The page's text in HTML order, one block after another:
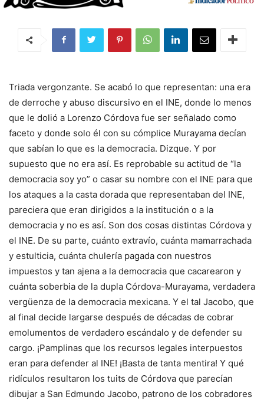
Triada vergonzante. Se acabó lo que representan: una era
de derroche y abuso discursivo en el INE, donde lo menos
que le dolió a Lorenzo Córdova fue ser señalado como
faceto y donde solo él con su cómplice Murayama decían
que sabían lo que es la democracia. Dizque. Y por
supuesto que no era así. Es reprobable su actitud de “la
democracia soy yo” o casar su nombre con el INE para que
los ataques a la casta dorada que representaban del INE,
pareciera que eran dirigidos a la institución o a la
democracia y no es así. Son dos cosas distintas Córdova y
el INE. De su parte, cuánto extravío, cuánta mamarrachada
y estulticia, cuánta chulería pagada con nuestros
impuestos y tan ajena a la democracia que cacarearon y
cuánta soberbia de la dupla Córdova-Murayama, verdadera
vergüenza de la democracia mexicana. Y el tal Jacobo, que
al final decide largarse después de décadas de cobrar
emolumentos de verdadero escándalo y de defender su
cargo. ¡Pamplinas que los recursos legales interpuestos
eran para defender al INE! ¡Basta de tanta mentira! Y qué
ridículos resultaron los tuits de Córdova que parecían
dibujar a San Edmundo Jacobo, patrono de los cobradores